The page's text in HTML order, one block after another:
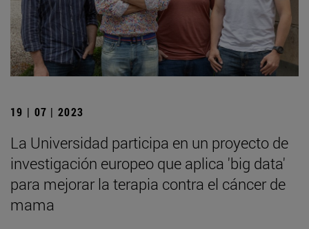
19 | 07 | 2023
La Universidad participa en un proyecto de
investigación europeo que aplica 'big data'
para mejorar la terapia contra el cáncer de
mama